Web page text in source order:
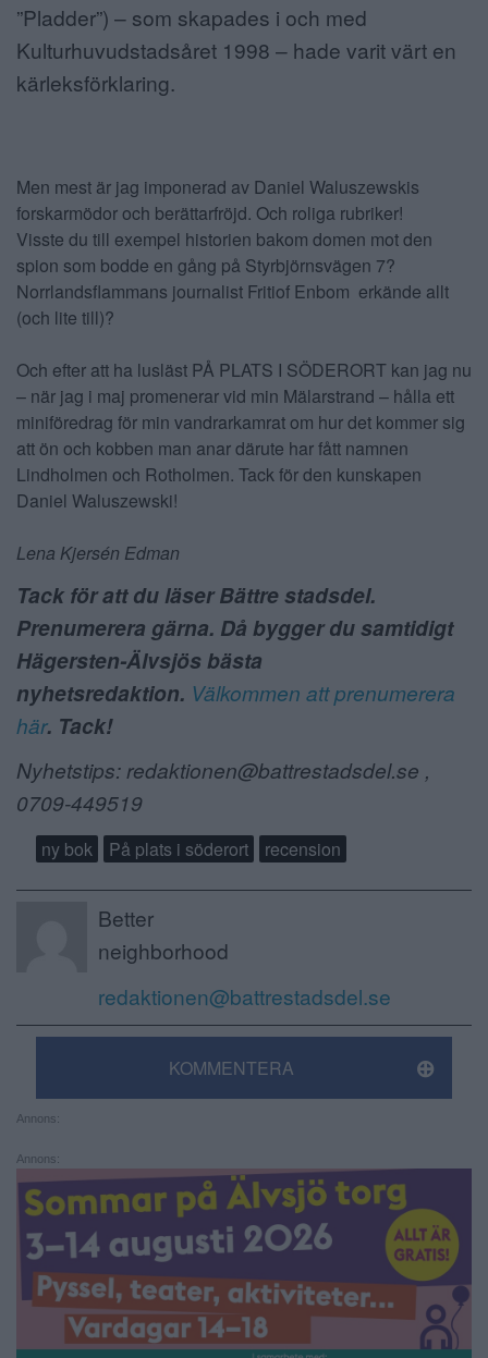
”Pladder”) – som skapades i och med
Kulturhuvudstadsåret 1998 – hade varit värt en
kärleksförklaring.
Men mest är jag imponerad av Daniel Waluszewskis
forskarmödor och berättarfröjd. Och roliga rubriker!
Visste du till exempel historien bakom domen mot den
spion som bodde en gång på Styrbjörnsvägen 7?
Norrlandsflammans journalist Fritiof Enbom erkände allt
(och lite till)?
Och efter att ha lusläst PÅ PLATS I SÖDERORT kan jag nu
– när jag i maj promenerar vid min Mälarstrand – hålla ett
miniföredrag för min vandrarkamrat om hur det kommer sig
att ön och kobben man anar därute har fått namnen
Lindholmen och Rotholmen. Tack för den kunskapen
Daniel Waluszewski!
Lena Kjersén Edman
Tack för att du läser Bättre stadsdel.
Prenumerera gärna. Då bygger du samtidigt
Hägersten-Älvsjös bästa
nyhetsredaktion. Välkommen att prenumerera
här. Tack!
Nyhetstips: redaktionen@battrestadsdel.se ,
0709-449519
ny bok På plats i söderort recension
Better
neighborhood
redaktionen@battrestadsdel.se
KOMMENTERA
Annons:
Annons: